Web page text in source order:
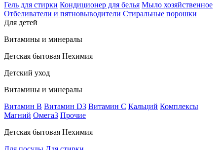
Гель для стирки Кондиционер для белья Мыло хозяйственное
Отбеливатели и пятновыводители Стиральные порошки
Для детей
Витамины и минералы
Детская бытовая Нехимия
Детский уход
Витамины и минералы
Витамин В Витамин D3 Витамин С Кальций Комплексы
Магний Омега3 Прочие
Детская бытовая Нехимия